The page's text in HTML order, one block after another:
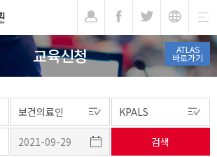
ATLAS
바로가기
교육신청